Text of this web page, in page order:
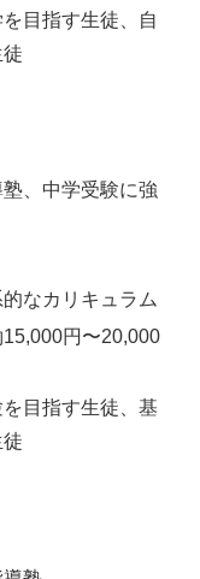
目指す生徒、自
、中学受験に強
なカリキュラム
円〜20,000
目指す生徒、基